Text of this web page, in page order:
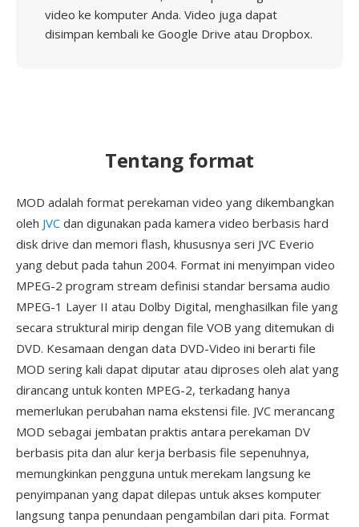
video ke komputer Anda. Video juga dapat
disimpan kembali ke Google Drive atau Dropbox.
Tentang format
MOD adalah format perekaman video yang dikembangkan
oleh JVC dan digunakan pada kamera video berbasis hard
disk drive dan memori flash, khususnya seri JVC Everio
yang debut pada tahun 2004. Format ini menyimpan video
MPEG-2 program stream definisi standar bersama audio
MPEG-1 Layer II atau Dolby Digital, menghasilkan file yang
secara struktural mirip dengan file VOB yang ditemukan di
DVD. Kesamaan dengan data DVD-Video ini berarti file
MOD sering kali dapat diputar atau diproses oleh alat yang
dirancang untuk konten MPEG-2, terkadang hanya
memerlukan perubahan nama ekstensi file. JVC merancang
MOD sebagai jembatan praktis antara perekaman DV
berbasis pita dan alur kerja berbasis file sepenuhnya,
memungkinkan pengguna untuk merekam langsung ke
penyimpanan yang dapat dilepas untuk akses komputer
langsung tanpa penundaan pengambilan dari pita. Format